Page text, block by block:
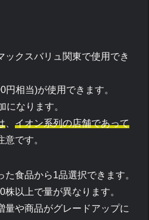
クスバリュ関東で使用でき
相当)が使用できます。
なります。
、イオン系列の店舗であって
意です。
食品から1品選択できます。
以上で量が異なります。
や商品がグレードアップに